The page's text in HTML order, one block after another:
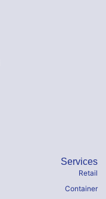
Services
Retail
Container